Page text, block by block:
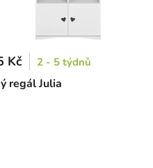
regál Julia
Kč 2 - 5 týdnů